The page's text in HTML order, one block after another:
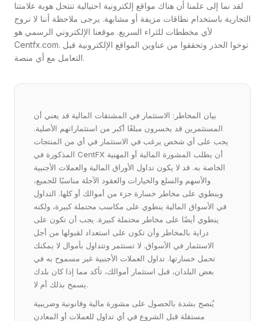
لقد نما إلى علمنا أن هناك مواقع إلكترونية احتيالية تنتحل هوية علامتنا
التجارية باستخدام نطاقات مزيفة أو مشابهة. يرجى ملاحظة أننا لا نروج
لأي مخططات للثراء السريع. موقعنا الإلكتروني الرسمي هو
Centfx.com. توخوا الحذر وتحققوا من عناوين المواقع الإلكترونية قبل
التعامل مع أي منصة.
بيان المخاطر: الاستثمار في المشتقات المالية قد يعني أن
المستثمرين قد يخسرون مبلغًا أكبر من استثماراتهم الأصلية.
يجب على أي شخص يرغب في الاستثمار في أي من المنتجات
المذكورة في CentFX أن يطلب المشورة المالية أو المهنية
الخاصة به. قد لا يكون تداول الأوراق المالية والعملات الأجنبية
والأسهم والسلع والخيارات والعقود الآجلة مناسبًا للجميع،
وينطوي على مخاطر خسارة جزء من أموالك أو كلها. التداول
في الأسواق المالية ينطوي على مكاسب محتملة كبيرة، ولكنه
ينطوي أيضًا على مخاطر محتملة كبيرة. يجب أن تكون على
دراية بالمخاطر وأن تكون على استعداد لقبولها من أجل
الاستثمار في الأسواق. لا تستثمر وتتداول بأموال لا يمكنك
تحمل خسارتها. تداول العملات الأجنبية غير مسموح به في
بعض البلدان، قبل استثمار أموالك، تأكد مما إذا كان بلدك
يسمح بذلك أم لا.
يُنصح بشدة بالحصول على مشورة مالية وقانونية وضريبية
مستقلة قبل الشروع في أي تداول للعملات أو المعادن